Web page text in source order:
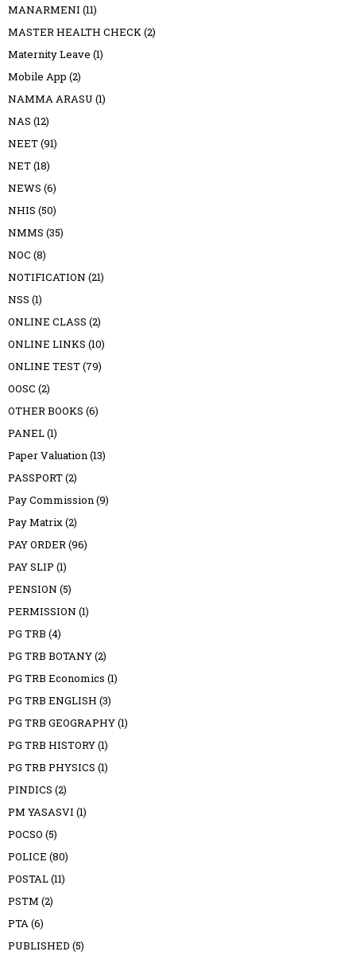
MANARMENI (11)
MASTER HEALTH CHECK(2)
Maternity Leave (1)
Mobile App (2)
NAMMA ARASU (1)
NAS (12)
NEET(91)
NET(18)
NEWS (6)
NHIS (50)
NMMS (35)
NOC (8)
NOTIFICATION (21)
NSS (1)
ONLINE CLASS (2)
ONLINE LINKS (10)
ONLINE TEST(79)
OOSC (2)
OTHER BOOKS (6)
PANEL(1)
Paper Valuation(13)
PASSPORT(2)
Pay Commission(9)
Pay Matrix(2)
PAY ORDER(96)
PAY SLIP (1)
PENSION (5)
PERMISSION (1)
PG TRB (4)
PG TRB BOTANY(2)
PG TRB Economics (1)
PG TRB ENGLISH (3)
PG TRB GEOGRAPHY(1)
PG TRB HISTORY(1)
PG TRB PHYSICS (1)
PINDICS (2)
PM YASASVI (1)
POCSO (5)
POLICE (80)
POSTAL(11)
PSTM (2)
PTA(6)
PUBLISHED (5)